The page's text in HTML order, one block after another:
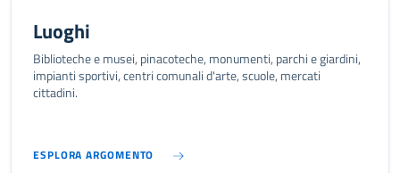
Luoghi
Biblioteche e musei, pinacoteche, monumenti, parchi e giardini,
impianti sportivi, centri comunali d'arte, scuole, mercati
cittadini.
ESPLORA ARGOMENTO